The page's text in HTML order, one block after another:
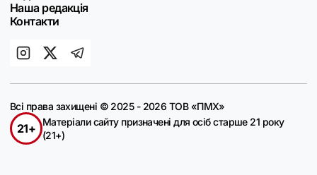
Наша редакція
Контакти
Всі права захищені © 2025 - 2026 ТОВ «ПМХ»
21+
Матеріали сайту призначені для осіб старше 21 року
(21+)